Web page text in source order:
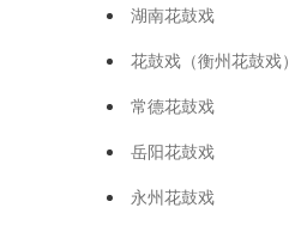
湖南花鼓戏
花鼓戏（衡州花鼓戏）
常德花鼓戏
岳阳花鼓戏
永州花鼓戏